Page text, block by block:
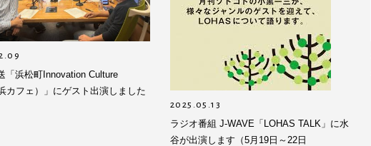
「浜松町Innovation Culture
カフェ）」にゲスト出演しました
2025.05.13
ラジオ番組 J-WAVE「LOHAS TALK」に水
谷が出演します（5月19日～22日